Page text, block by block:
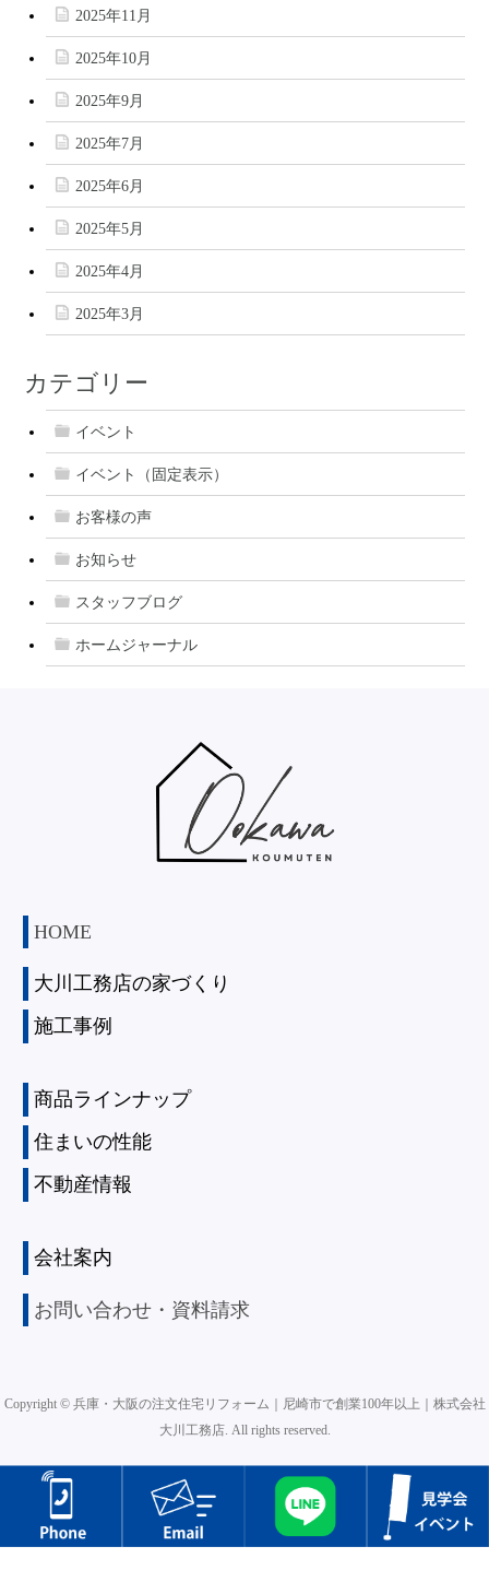
2025年11月
2025年10月
2025年9月
2025年7月
2025年6月
2025年5月
2025年4月
2025年3月
カテゴリー
イベント
イベント（固定表示）
お客様の声
お知らせ
スタッフブログ
ホームジャーナル
HOME
大川工務店の家づくり
施工事例
商品ラインナップ
住まいの性能
不動産情報
会社案内
お問い合わせ・資料請求
Copyright © 兵庫・大阪の注文住宅リフォーム｜尼崎市で創業100年以上｜株式会社
大川工務店. All rights reserved.